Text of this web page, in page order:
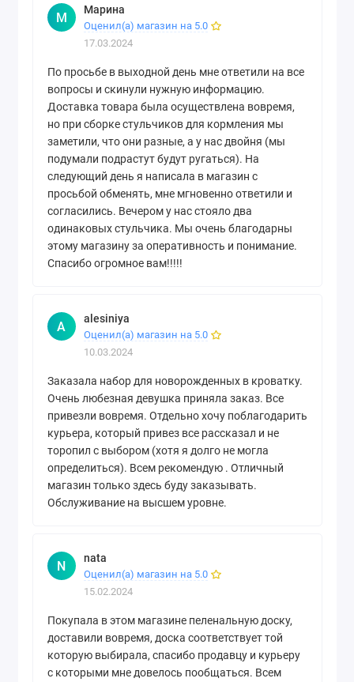
М Марина
Оценил(а) магазин на 5.0
17.03.2024
По просьбе в выходной день мне ответили на все
вопросы и скинули нужную информацию.
Доставка товара была осуществлена вовремя,
но при сборке стульчиков для кормления мы
заметили, что они разные, а у нас двойня (мы
подумали подрастут будут ругаться). На
следующий день я написала в магазин с
просьбой обменять, мне мгновенно ответили и
согласились. Вечером у нас стояло два
одинаковых стульчика. Мы очень благодарны
этому магазину за оперативность и понимание.
Спасибо огромное вам!!!!!
A alesiniya
Оценил(а) магазин на 5.0
10.03.2024
Заказала набор для новорожденных в кроватку.
Очень любезная девушка приняла заказ. Все
привезли вовремя. Отдельно хочу поблагодарить
курьера, который привез все рассказал и не
торопил с выбором (хотя я долго не могла
определиться). Всем рекомендую . Отличный
магазин только здесь буду заказывать.
Обслуживание на высшем уровне.
N nata
Оценил(а) магазин на 5.0
15.02.2024
Покупала в этом магазине пеленальную доску,
доставили вовремя, доска соответствует той
которую выбирала, спасибо продавцу и курьеру
с которыми мне довелось пообщаться. Всем